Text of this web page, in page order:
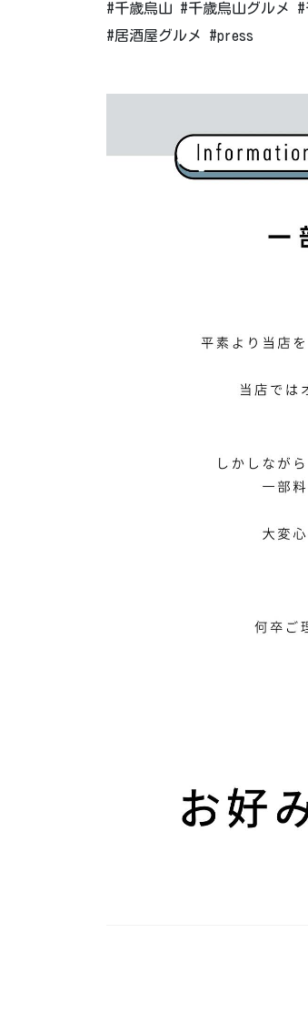
#千歳烏山 #千歳烏山グルメ #
#居酒屋グルメ #press